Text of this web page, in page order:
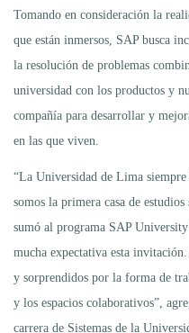
Tomando en consideración la
que están inmersos, SAP busca
la resolución de problemas
universidad con los productos y
compañía para desarrollar y
en las que viven.
“La Universidad de Lima
somos la primera casa de
sumó al programa SAP
mucha expectativa esta
y sorprendidos por la forma de
y los espacios colaborativos”,
carrera de Sistemas de la